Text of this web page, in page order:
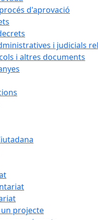
d'aprovació
i judicials
i altres documents
projecte